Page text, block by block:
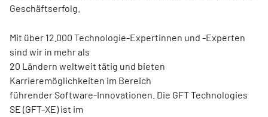
Geschäftserfolg.
Mit über 12.000 Technologie-Expertinnen und -Experten
sind wir in mehr als
20 Ländern weltweit tätig und bieten
Karrieremöglichkeiten im Bereich
führender Software-Innovationen. Die GFT Technologies
SE (GFT-XE) ist im